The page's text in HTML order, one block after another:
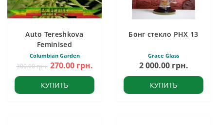
Auto Tereshkova
Feminised
Columbian Garden
300.00 грн. 270.00 грн.
КУПИТЬ
Бонг стекло PHX 13
Grace Glass
2 000.00 грн.
КУПИТЬ